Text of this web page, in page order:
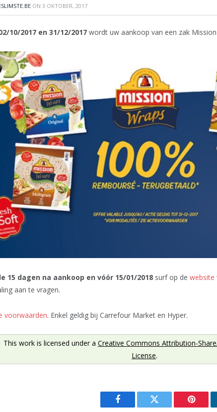
ON 3 OKTOBER, 2017
10/2017 en 31/12/2017 wordt uw aankoop van een zak
15 dagen na aankoop en vóór 15/01/2018 surf op de website
aan te vragen.
voorwaarden. Enkel geldig bij Carrefour Market en Hyper.
This work is licensed under a Creative Commons Attribution-
License.
Facebook Twitter